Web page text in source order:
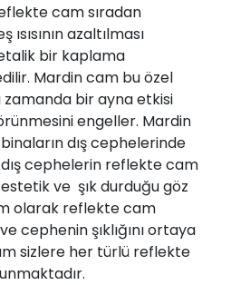
cam sıradan
azaltılması
bir kaplama
Mardin cam bu özel
bir ayna etkisi
engeller. Mardin
dış cephelerinde
dış cephelerin reflekte cam
ve şık durduğu göz
olarak reflekte cam
cephenin şıklığını ortaya
sizlere her türlü reflekte